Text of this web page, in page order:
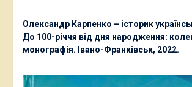
Олександр Карпенко – історик
До 100-річчя від дня народження:
монографія. Івано-Франківськ, 2022.